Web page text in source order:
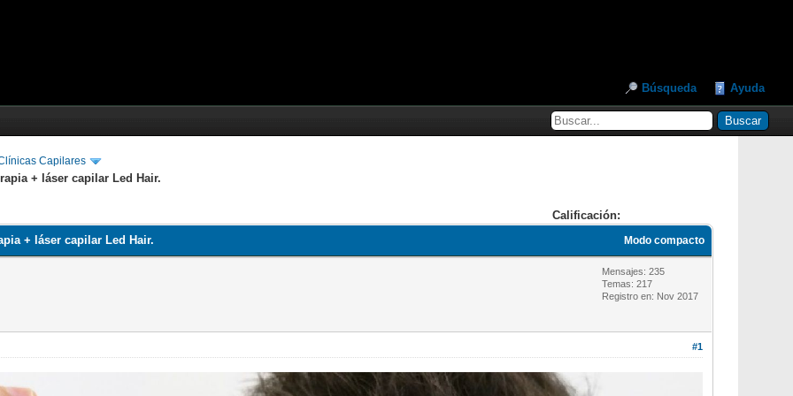
Búsqueda Ayuda
Capilares
+ láser capilar Led Hair.
Calificación:
Modo compacto
+ láser capilar Led Hair.
Mensajes: 235
Temas: 217
Registro en: Nov 2017
#1